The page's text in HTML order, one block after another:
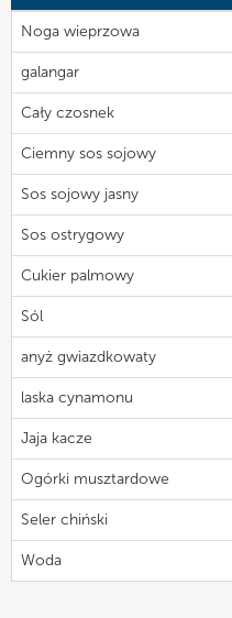
Noga wieprzowa
galangar
Cały czosnek
Ciemny sos sojowy
Sos sojowy jasny
Sos ostrygowy
Cukier palmowy
Sól
anyż gwiazdkowaty
laska cynamonu
Jaja kacze
Ogórki musztardowe
Seler chiński
Woda